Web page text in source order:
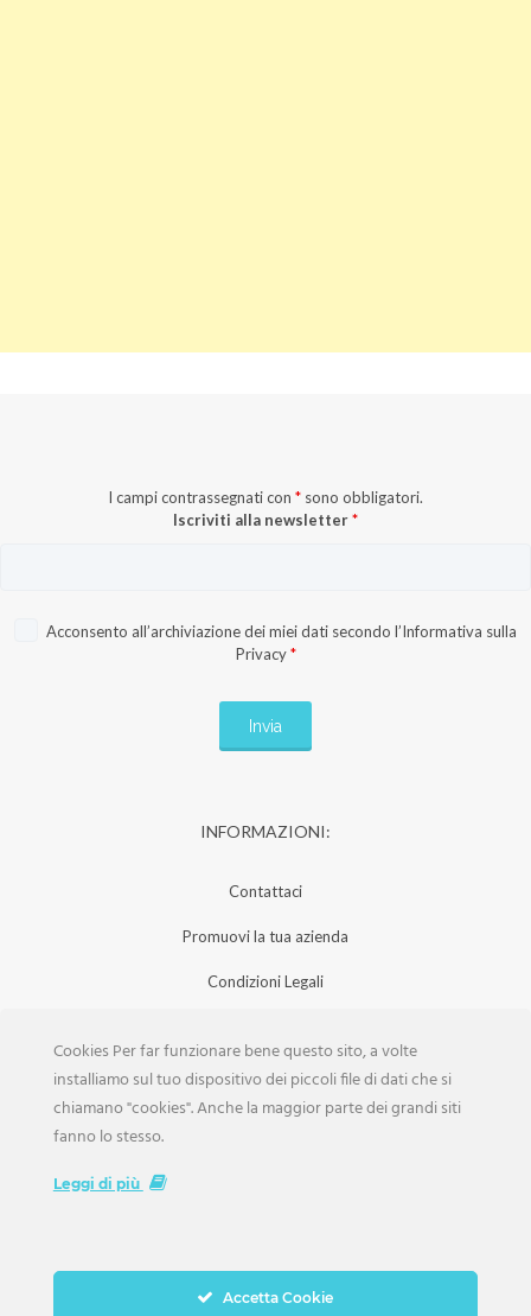
I campi contrassegnati con * sono obbligatori.
Iscriviti alla newsletter*
Acconsento all’archiviazione dei miei dati secondo l’Informativa sulla
Privacy *
INFORMAZIONI:
Contattaci
Promuovi la tua azienda
Condizioni Legali
Iscrizione Aziende
Scarica la Rivista
Cookies Per far funzionare bene questo sito, a volte
installiamo sul tuo dispositivo dei piccoli file di dati che si
chiamano "cookies". Anche la maggior parte dei grandi siti
fanno lo stesso.
Leggi di più
Accetta Cookie